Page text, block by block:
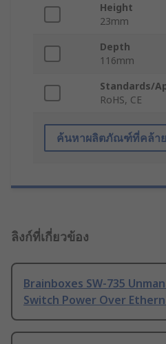
Height
23mm
Depth
116mm
Standards/
RoHS, CE
ค้นหาผลิตภัณฑ์ที่คล้า
ลิงก์ที่เกี่ยวข้อง
Brainboxes SW-735
Switch Power Over